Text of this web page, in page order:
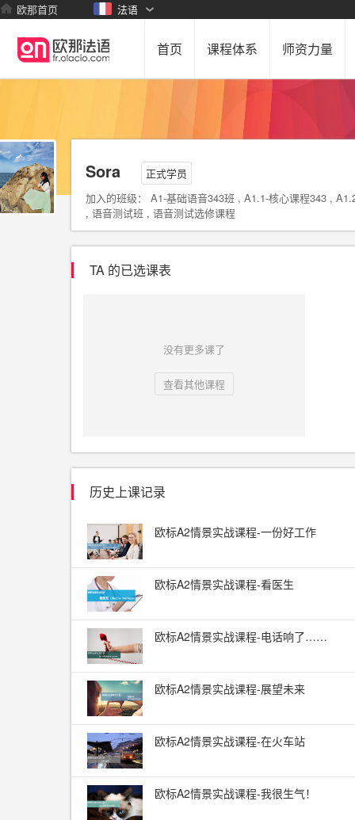
欧那首页 法语
首页 课程体系 师资力量
Sora
正式学员
加入的班级： A1-基础语音343班 , A1.1-核心课程343 ,
, 语音测试班 , 语音测试选修课程
TA 的已选课表
没有更多课了
查看其他课程
历史上课记录
欧标A2情景实战课程-一份好工作
欧标A2情景实战课程-看医生
欧标A2情景实战课程-电话响了……
欧标A2情景实战课程-展望未来
欧标A2情景实战课程-在火车站
欧标A2情景实战课程-我很生气！